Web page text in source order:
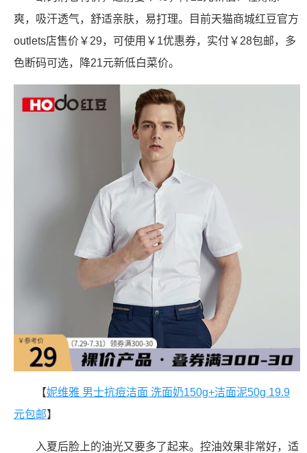
爽，吸汗透气，舒适亲肤，易打理。目前天猫商城红豆官方
outlets店售价￥29，可使用￥1优惠券，实付￥28包邮，多
色断码可选，降21元新低白菜价。
【妮维雅 男士抗痘洁面 洗面奶150g+洁面泥50g 19.9
元包邮】
入夏后脸上的油光又要多了起来。控油效果非常好，适